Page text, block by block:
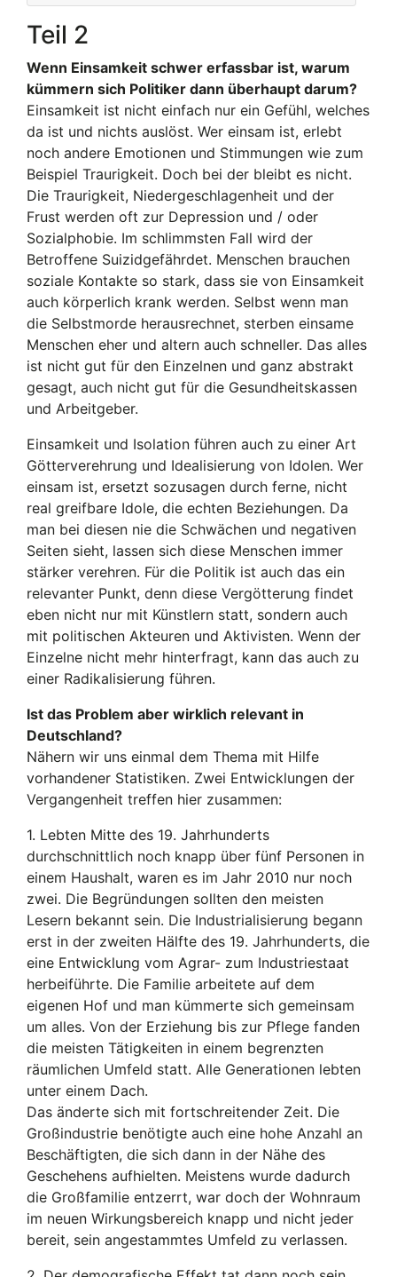
Teil 2
Wenn Einsamkeit schwer erfassbar ist, warum
kümmern sich Politiker dann überhaupt darum?
Einsamkeit ist nicht einfach nur ein Gefühl, welches
da ist und nichts auslöst. Wer einsam ist, erlebt
noch andere Emotionen und Stimmungen wie zum
Beispiel Traurigkeit. Doch bei der bleibt es nicht.
Die Traurigkeit, Niedergeschlagenheit und der
Frust werden oft zur Depression und / oder
Sozialphobie. Im schlimmsten Fall wird der
Betroffene Suizidgefährdet. Menschen brauchen
soziale Kontakte so stark, dass sie von Einsamkeit
auch körperlich krank werden. Selbst wenn man
die Selbstmorde herausrechnet, sterben einsame
Menschen eher und altern auch schneller. Das alles
ist nicht gut für den Einzelnen und ganz abstrakt
gesagt, auch nicht gut für die Gesundheitskassen
und Arbeitgeber.
Einsamkeit und Isolation führen auch zu einer Art
Götterverehrung und Idealisierung von Idolen. Wer
einsam ist, ersetzt sozusagen durch ferne, nicht
real greifbare Idole, die echten Beziehungen. Da
man bei diesen nie die Schwächen und negativen
Seiten sieht, lassen sich diese Menschen immer
stärker verehren. Für die Politik ist auch das ein
relevanter Punkt, denn diese Vergötterung findet
eben nicht nur mit Künstlern statt, sondern auch
mit politischen Akteuren und Aktivisten. Wenn der
Einzelne nicht mehr hinterfragt, kann das auch zu
einer Radikalisierung führen.
Ist das Problem aber wirklich relevant in
Deutschland?
Nähern wir uns einmal dem Thema mit Hilfe
vorhandener Statistiken. Zwei Entwicklungen der
Vergangenheit treffen hier zusammen:
1. Lebten Mitte des 19. Jahrhunderts
durchschnittlich noch knapp über fünf Personen in
einem Haushalt, waren es im Jahr 2010 nur noch
zwei. Die Begründungen sollten den meisten
Lesern bekannt sein. Die Industrialisierung begann
erst in der zweiten Hälfte des 19. Jahrhunderts, die
eine Entwicklung vom Agrar- zum Industriestaat
herbeiführte. Die Familie arbeitete auf dem
eigenen Hof und man kümmerte sich gemeinsam
um alles. Von der Erziehung bis zur Pflege fanden
die meisten Tätigkeiten in einem begrenzten
räumlichen Umfeld statt. Alle Generationen lebten
unter einem Dach.
Das änderte sich mit fortschreitender Zeit. Die
Großindustrie benötigte auch eine hohe Anzahl an
Beschäftigten, die sich dann in der Nähe des
Geschehens aufhielten. Meistens wurde dadurch
die Großfamilie entzerrt, war doch der Wohnraum
im neuen Wirkungsbereich knapp und nicht jeder
bereit, sein angestammtes Umfeld zu verlassen.